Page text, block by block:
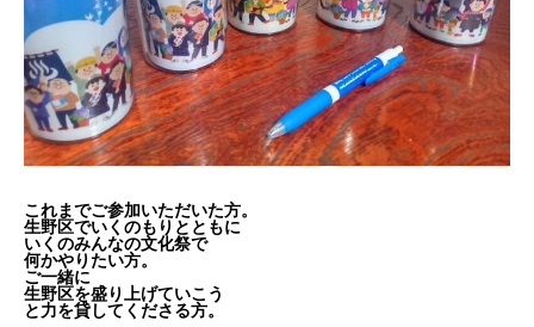
これまでご参加いただいた方。
生野区でいくのもりとともに
いくのみんなの文化祭で
何かやりたい方。
ご一緒に
生野区を盛り上げていこう
と力を貸してくださる方。